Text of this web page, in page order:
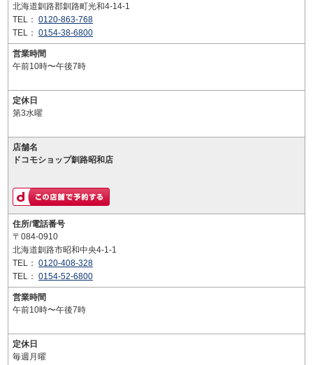
北海道釧路郡釧路町光和4-14-1
TEL： 0120-863-768
TEL： 0154-38-6800
営業時間
午前10時〜午後7時
定休日
第3水曜
店舗名
ドコモショップ釧路昭和店
住所/電話番号
〒084-0910
北海道釧路市昭和中央4-1-1
TEL： 0120-408-328
TEL： 0154-52-6800
営業時間
午前10時〜午後7時
定休日
毎週月曜